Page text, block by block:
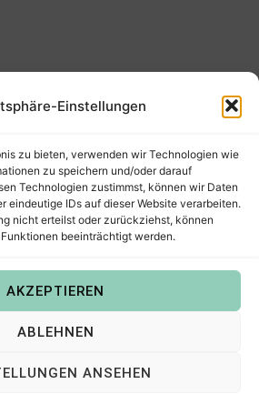
Einstellungen
zu bieten, verwenden wir Technologien wie
zu speichern und/oder darauf
Technologien zustimmst, können wir Daten
eindeutige IDs auf dieser Website verarbeiten.
nicht erteilst oder zurückziehst, können
beeinträchtigt werden.
AKZEPTIEREN
ABLEHNEN
ANSEHEN
Steffis Kreativkiste – Plotterdateien,
in SVG, PNG, DXF, EPS & PDF